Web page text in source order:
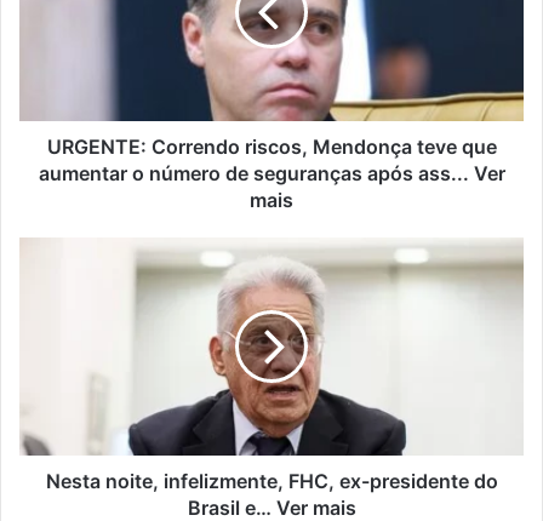
URGENTE: Correndo riscos, Mendonça teve que
aumentar o número de seguranças após ass... Ver
mais
Nesta noite, infelizmente, FHC, ex-presidente do
Brasil e… Ver mais